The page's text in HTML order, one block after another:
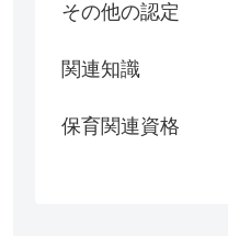
その他の認定
関連知識
保育関連資格